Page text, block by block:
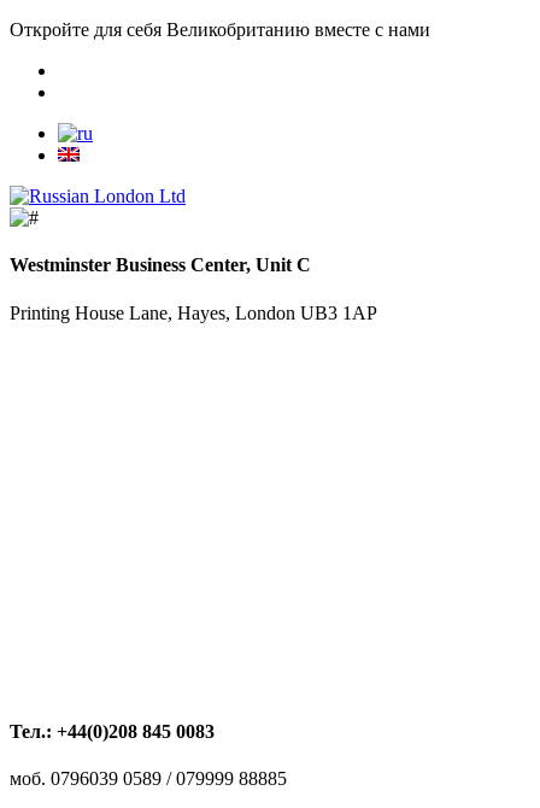
Откройте для себя Великобританию вместе с нами
Westminster Business Center, Unit C
Printing House Lane, Hayes, London UB3 1AP
Тел.: +44(0)208 845 0083
моб. 0796039 0589 / 079999 88885